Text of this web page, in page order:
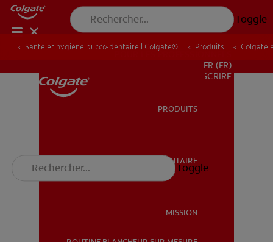
Toggle
SANTÉ BUCCO-DENTAIRE
POUR LES PROFESSIONNELS
FR (FR)
S’INSCRIRE
PRODUITS
SANTÉ BUCCO-DENTAIRE
MISSION
Toggle
Santé et hygiène bucco-dentaire | Colgate® Produits Colgate